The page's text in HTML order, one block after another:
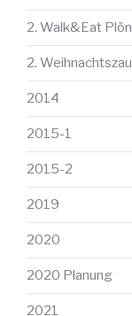
2. Walk&Eat
2.
2014
2015-1
2015-2
2019
2020
2020 Planung
2021